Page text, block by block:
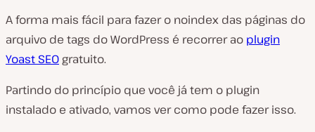
A forma mais fácil para fazer o noindex das páginas do
arquivo de tags do WordPress é recorrer ao plugin
Yoast SEO gratuito.
Partindo do princípio que você já tem o plugin
instalado e ativado, vamos ver como pode fazer isso.